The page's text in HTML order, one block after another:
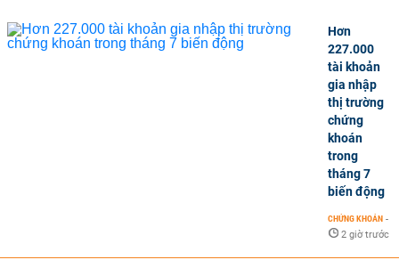
Hơn
227.000
tài khoản
gia nhập
thị trường
chứng
khoán
trong
tháng 7
biến động
CHỨNG KHOÁN -
2 giờ trước